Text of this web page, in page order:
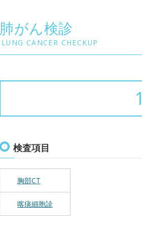
肺がん検診
LUNG CANCER CHECKUP
検査項目
胸部CT
喀痰細胞診